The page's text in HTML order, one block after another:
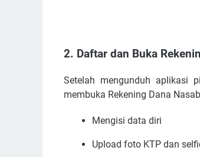
2. Daftar dan Buka
Setelah mengunduh aplikasi
membuka Rekening Dana
Mengisi data diri
Upload foto KTP dan